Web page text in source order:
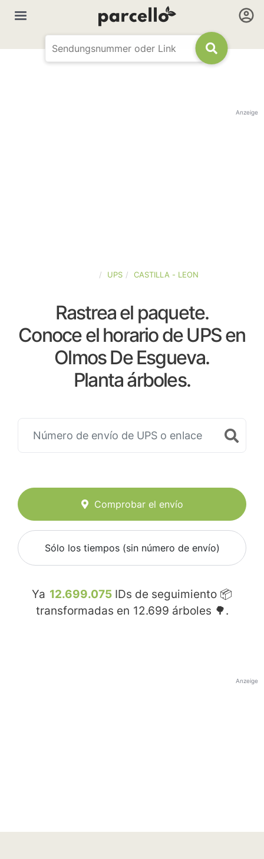
Anzeige
UPS CASTILLA - LEON
Rastrea el paquete.
Conoce el horario de UPS en
Olmos De Esgueva.
Planta árboles.
Comprobar el envío
Sólo los tiempos (sin número de envío)
Ya 12.699.075 IDs de seguimiento 📦
transformadas en 12.699 árboles 🌳.
Anzeige